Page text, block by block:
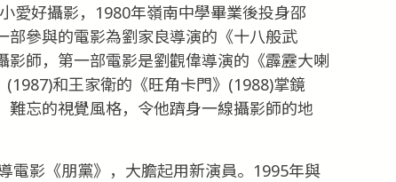
愛好攝影，1980年嶺南中學畢業後投身邵
部參與的電影為劉家良導演的《十八般武
師，第一部電影是劉觀偉導演的《霹靂大喇
和王家衛的《旺角卡門》(1988)掌鏡
忘的視覺風格，令他躋身一線攝影師的地
電影《朋黨》，大膽起用新演員。1995年與